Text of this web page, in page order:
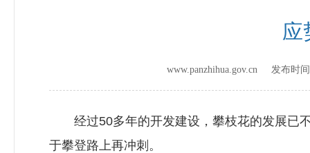
应
www.panzhihua.gov.cn 发布时
经过50多年的开发建设，攀枝花的发展已不
于攀登路上再冲刺。